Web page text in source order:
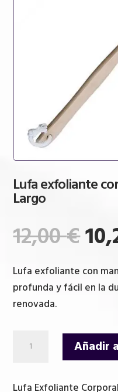
Lufa exfoliante
Largo
12,00€El
Lufa exfoliante con
profunda y fácil en la
renovada.
con
Añadir
Lufa Exfoliante